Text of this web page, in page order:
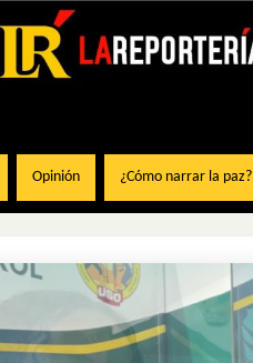
Opinión ¿Cómo narrar la paz?